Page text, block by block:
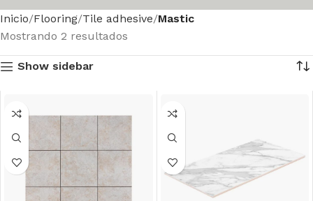
Inicio Flooring Tile adhesive Mastic
Mostrando 2 resultados
Show sidebar